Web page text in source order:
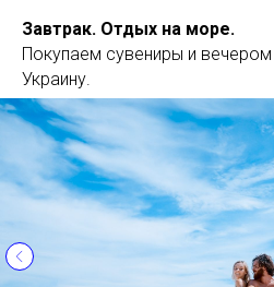
Завтрак. Отдых на море.
Покупаем сувениры и
Украину.